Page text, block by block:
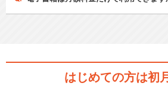
はじめての方は初